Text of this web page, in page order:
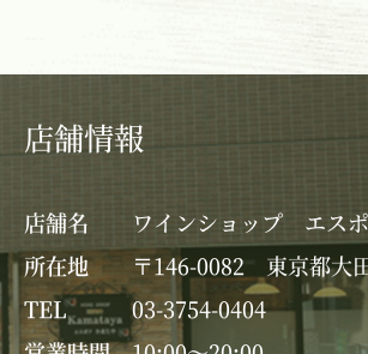
店舗情報
店舗名
ワインショップ エス
所在地
〒146-0082 東京都大
TEL
03-3754-0404